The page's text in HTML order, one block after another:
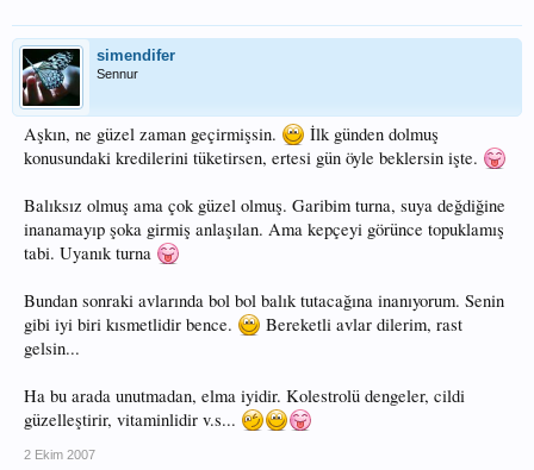
simendifer
Sennur
Aşkın, ne güzel zaman geçirmişsin.
İlk günden dolmuş
konusundaki kredilerini tüketirsen, ertesi gün öyle beklersin işte.
Balıksız olmuş ama çok güzel olmuş. Garibim turna, suya değdiğine
inanamayıp şoka girmiş anlaşılan. Ama kepçeyi görünce topuklamış
tabi. Uyanık turna
Bundan sonraki avlarında bol bol balık tutacağına inanıyorum. Senin
gibi iyi biri kısmetlidir bence.
Bereketli avlar dilerim, rast
gelsin...
Ha bu arada unutmadan, elma iyidir. Kolestrolü dengeler, cildi
güzelleştirir, vitaminlidir v.s...
2 Ekim 2007